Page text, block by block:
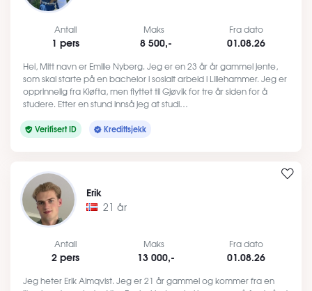
Antall
1 pers
Maks
8 500,-
Fra dato
01.08.26
Hei, Mitt navn er Emilie Nyberg. Jeg er en 23 år år gammel jente,
som skal starte på en bachelor i sosialt arbeid i Lillehammer. Jeg er
opprinnelig fra Kløfta, men flyttet til Gjøvik for tre år siden for å
studere. Etter en stund innså jeg at studi…
Verifisert ID Kredittsjekk
Erik
21 år
Antall
2 pers
Maks
13 000,-
Fra dato
01.08.26
Jeg heter Erik Almqvist. Jeg er 21 år gammel og kommer fra en